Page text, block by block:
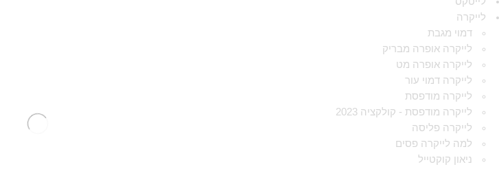
לייקרה
דמוי מגבת
לייקרה אופרה מבריק
לייקרה אופרה מט
לייקרה דמוי עור
לייקרה מודפסת
לייקרה מודפסת - קולקציה 2023
לייקרה פליסה
למה לייקרה פסים
ניאון קוקטייל